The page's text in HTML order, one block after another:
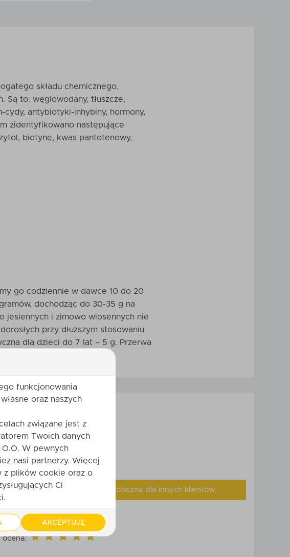
składu chemicznego,
Są to: węglowodany, tłuszcze,
cydy, antybiotyki-inhybiny, hormony,
zidentyfikowano następujące
biotynę, kwas pantotenowy,
go codziennie w dawce 10 do 20
dochodząc do 30-35 g na
jesiennych i zimowo wiosennych nie
przy dłuższym stosowaniu
dla dzieci do 7 lat – 5 g. Przerwa
sklepu, będzie ona widoczna dla innych klientów.
ocena:
funkcjonowania
oraz naszych
związane jest z
Twoich danych
W pewnych
nasi partnerzy. Więcej
z plików cookie oraz o
Ci
AKCEPTUJĘ